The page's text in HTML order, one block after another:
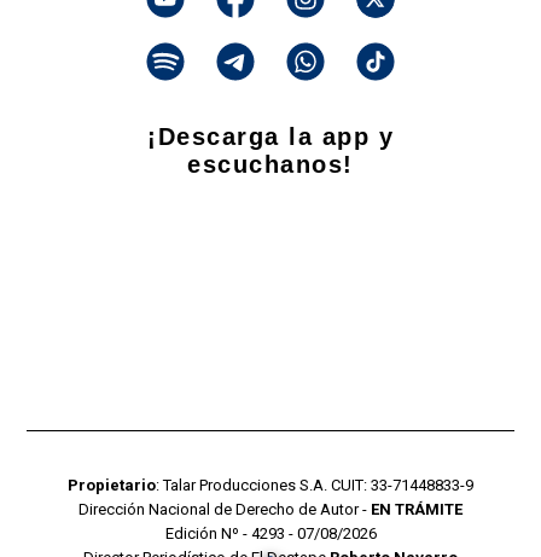
¡Descarga la app y
escuchanos!
Propietario: Talar Producciones S.A. CUIT: 33-71448833-9
Dirección Nacional de Derecho de Autor - EN TRÁMITE
Edición Nº - 4293 - 07/08/2026